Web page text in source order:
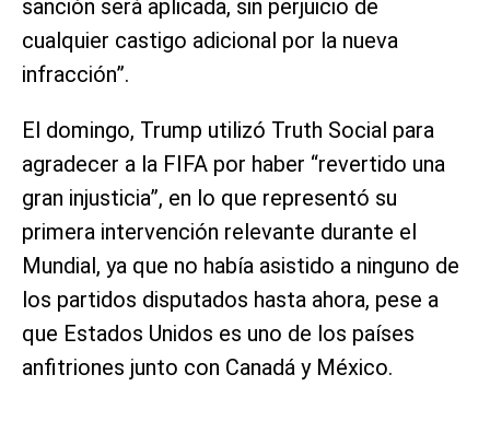
sanción será aplicada, sin perjuicio de
cualquier castigo adicional por la nueva
infracción”.
El domingo, Trump utilizó Truth Social para
agradecer a la FIFA por haber “revertido una
gran injusticia”, en lo que representó su
primera intervención relevante durante el
Mundial, ya que no había asistido a ninguno de
los partidos disputados hasta ahora, pese a
que Estados Unidos es uno de los países
anfitriones junto con Canadá y México.